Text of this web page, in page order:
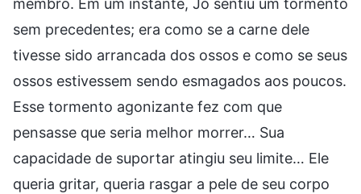
membro. Em um instante, Jó sentiu um tormento
sem precedentes; era como se a carne dele
tivesse sido arrancada dos ossos e como se seus
ossos estivessem sendo esmagados aos poucos.
Esse tormento agonizante fez com que
pensasse que seria melhor morrer… Sua
capacidade de suportar atingiu seu limite… Ele
queria gritar, queria rasgar a pele de seu corpo